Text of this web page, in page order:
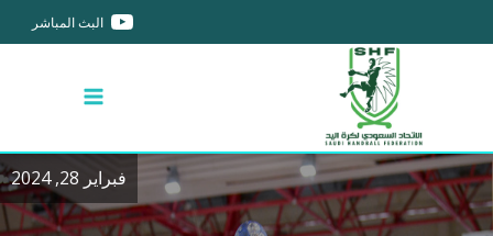
البث المباشر
فبراير 28, 2024